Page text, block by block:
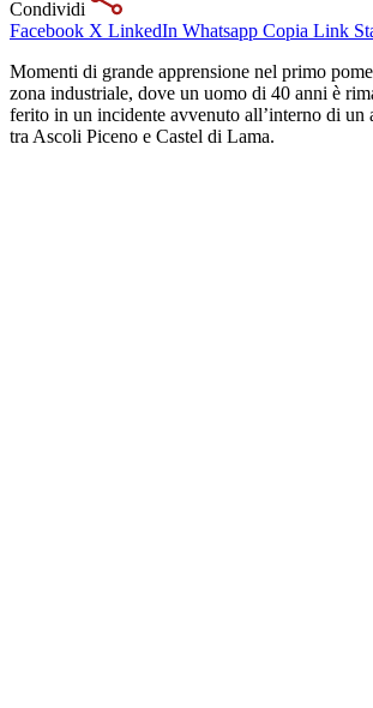
Condividi
Facebook X LinkedIn Whatsapp Copia Link
Momenti di grande apprensione nel primo
zona industriale, dove un uomo di 40 anni è
ferito in un incidente avvenuto all’interno di un
tra Ascoli Piceno e Castel di Lama.